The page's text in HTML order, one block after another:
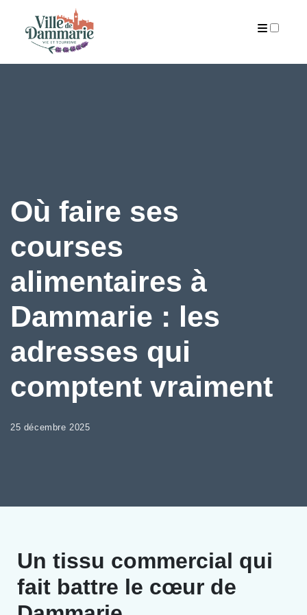
Où faire ses
courses
alimentaires à
Dammarie : les
adresses qui
comptent vraiment
25 décembre 2025
Un tissu commercial qui
fait battre le cœur de